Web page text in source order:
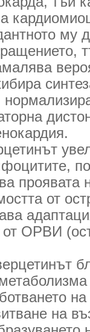
му
проявата
от
ОРВИ
на